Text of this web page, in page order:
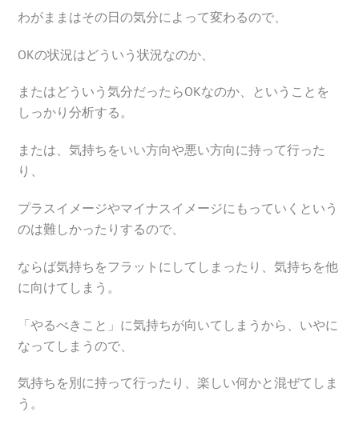
わがままはその日の気分によって変わるので、
OKの状況はどういう状況なのか、
またはどういう気分だったらOKなのか、ということを
しっかり分析する。
または、気持ちをいい方向や悪い方向に持って行った
り、
プラスイメージやマイナスイメージにもっていくという
のは難しかったりするので、
ならば気持ちをフラットにしてしまったり、気持ちを他
に向けてしまう。
「やるべきこと」に気持ちが向いてしまうから、いやに
なってしまうので、
気持ちを別に持って行ったり、楽しい何かと混ぜてしま
う。